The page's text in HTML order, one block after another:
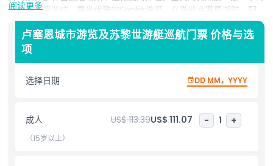
的悠闲游艇巡航，乘坐优雅的Saphir游艇。在游览卢塞恩湖时，配
备的音频导览将分享该地区的丰富见解。游艇巡航结束后，艺术爱好
者可参观卢塞恩艺术博物馆或欣赏罗斯加特艺术收藏中的杰作。您还
可以悠闲漫步卢塞恩迷人的老城区，浏览当地商店，花时间参观著名
的狮子纪念碑。您的全天冒险将在晚上由导游陪同，舒适返回苏黎世
时结束。
亮点
阅读更多
卢塞恩城市游览及苏黎世游艇巡航门票 价格与选
项
选择日期 DD MM，YYYY
成人 US$ 113.39US$ 111.07 - 1 +
（15岁以上）